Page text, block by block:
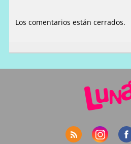
Los comentarios están cerrados.